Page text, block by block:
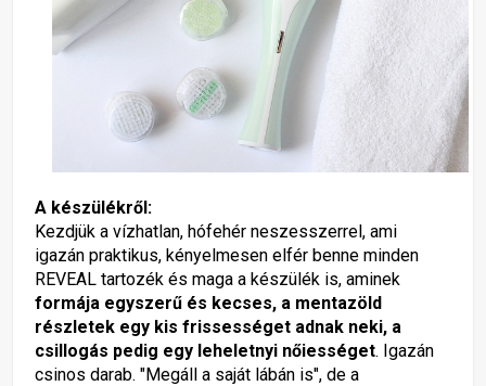
A készülékről:
Kezdjük a vízhatlan, hófehér neszesszerrel, ami
igazán praktikus, kényelmesen elfér benne minden
REVEAL tartozék és maga a készülék is, aminek
formája egyszerű és kecses, a mentazöld
részletek egy kis frissességet adnak neki, a
csillogás pedig egy leheletnyi nőiességet. Igazán
csinos darab. "Megáll a saját lábán is", de a